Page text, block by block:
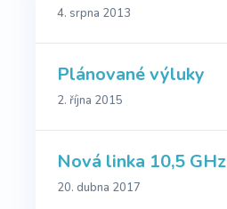
4. srpna 2013
Plánované výluky
2. října 2015
Nová linka 10,5 GHz
20. dubna 2017